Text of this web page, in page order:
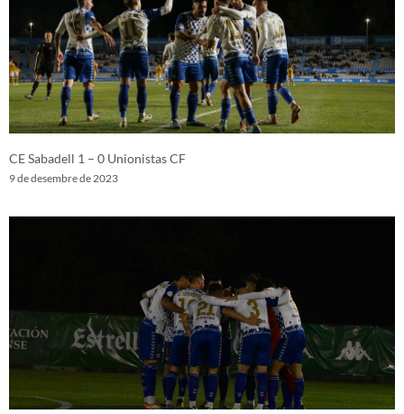
CE Sabadell 1 – 0 Unionistas CF
9 de desembre de 2023